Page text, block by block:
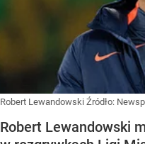
Robert Lewandowski Źródło:
Robert Lewandowski